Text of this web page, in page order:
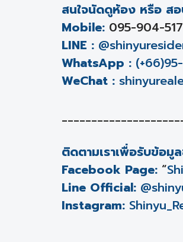
สนใจนัดดูห้อง หรือ สอ
Mobile: 095-904-
LINE :
WhatsApp :
WeChat :
ติดตามเราเพื่อรับข้อมู
Facebook Page: “
Line Official:
Instagram: